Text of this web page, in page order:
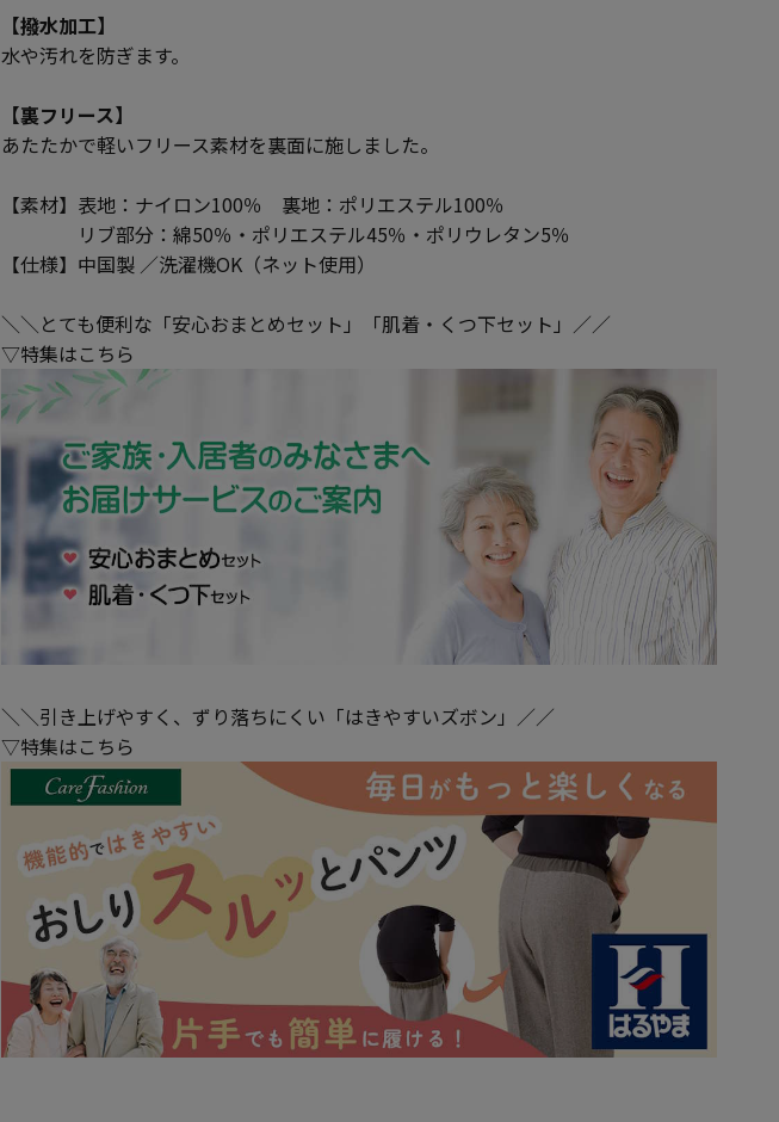
【撥水加工】
水や汚れを防ぎます。
【裏フリース】
あたたかで軽いフリース素材を裏面に施しました。
【素材】表地：ナイロン100％ 裏地：ポリエステル100％
リブ部分：綿50％・ポリエステル45％・ポリウレタン5％
【仕様】中国製 ／洗濯機OK（ネット使用）
＼＼とても便利な「安心おまとめセット」「肌着・くつ下セット」／／
▽特集はこちら
＼＼引き上げやすく、ずり落ちにくい「はきやすいズボン」／／
▽特集はこちら